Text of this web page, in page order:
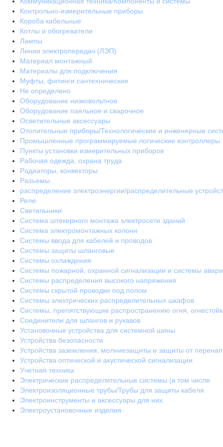
Контрольно-измерительные приборы
Короба кабельные
Котлы и обогреватели
Лампы
Линии электропередач (ЛЭП)
Материал монтажный
Материалы для подключения
Муфты, фитинги сантехнические
Не определено
Оборудование низковольтное
Оборудование паяльное и сварочное
Осветительные аксессуары
Отопительные приборы/Технологические и инженерные
Промышленные программируемые логические контроллеры
Пункты установки измерительных приборов
Рабочая одежда, охрана труда
Радиаторы, конвекторы
Разъемы
распределение электроэнергии/распределительные
Реле
Светильники
Система штекерного монтажа электросети зданий
Система электромонтажных колонн
Системы ввода для кабелей и проводов
Системы защиты шланговые
Системы охлаждения
Системы пожарной, охранной сигнализации и системы
Системы распределения высокого напряжения
Системы скрытой проводки под полом
Системы электрических распределительных шкафов
Системы, препятствующие распространению огня,
Соединители для шлангов и рукавов
Установочные устройства для системной шины
Устройства безопасности
Устройства заземления, молниезащиты и защиты от
Устройства оптической и акустической сигнализации
Учетная техника
Электрические распределительные системы (в том числе
Электроизоляционные трубы/Трубы для защиты кабеля
Электроинструменты и аксессуары для них
Электроустановочные изделия